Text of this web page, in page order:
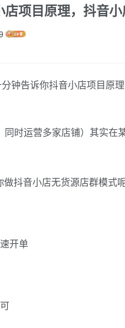
项目原理，抖音
时运营多家店铺）其实
抖音小店无货源店群模式呢
开单